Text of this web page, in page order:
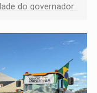
do governador
faz evento em